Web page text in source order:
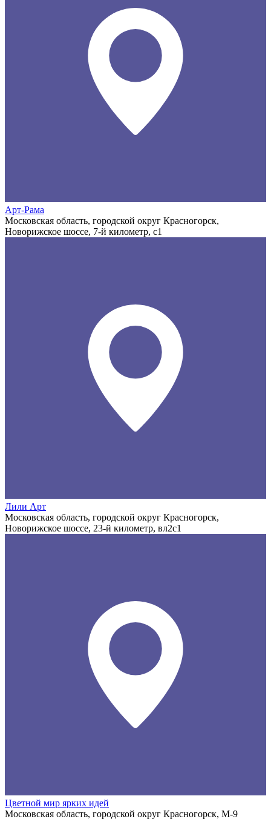
Арт-Рама
Московская область, городской округ Красногорск,
Новорижское шоссе, 7-й километр, с1
Лили Арт
Московская область, городской округ Красногорск,
Новорижское шоссе, 23-й километр, вл2с1
Цветной мир ярких идей
Московская область, городской округ Красногорск, М-9